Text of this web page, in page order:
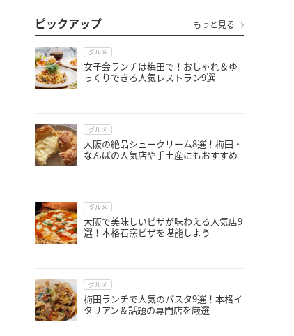
ピックアップ もっと見る
グルメ
女子会ランチは梅田で！おしゃれ＆ゆ
っくりできる人気レストラン9選
グルメ
大阪の絶品シュークリーム8選！梅田・
なんばの人気店や手土産にもおすすめ
グルメ
大阪で美味しいピザが味わえる人気店9
選！本格石窯ピザを堪能しよう
グルメ
梅田ランチで人気のパスタ9選！本格イ
タリアン＆話題の専門店を厳選